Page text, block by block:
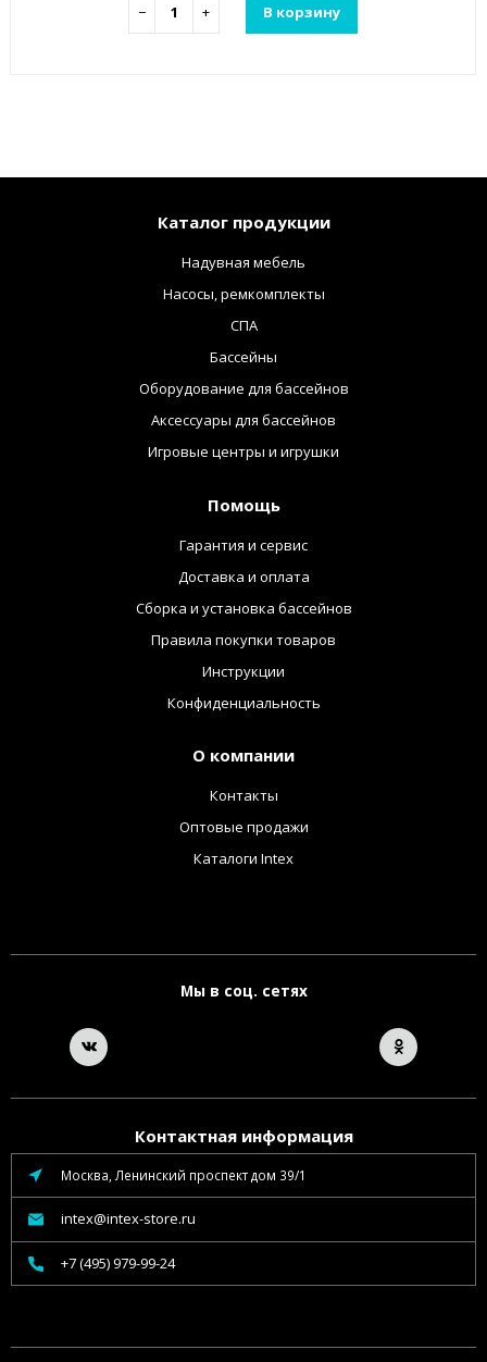
− + В корзину
Каталог продукции
Надувная мебель
Насосы, ремкомплекты
СПА
Бассейны
Оборудование для бассейнов
Аксессуары для бассейнов
Игровые центры и игрушки
Помощь
Гарантия и сервис
Доставка и оплата
Сборка и установка бассейнов
Правила покупки товаров
Инструкции
Конфиденциальность
О компании
Контакты
Оптовые продажи
Каталоги Intex
Мы в соц. сетях
Контактная информация
Москва, Ленинский проспект дом 39/1
intex@intex-store.ru
+7 (495) 979-99-24